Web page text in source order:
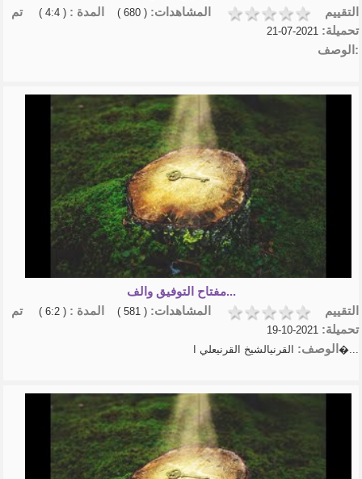
التقييم
المشاهدات: ( 680 ) المدة : ( 4:4 )
تم
تحميلة:
الوصف:
مفتاح التوفيق والف...
التقييم
المشاهدات: ( 581 ) المدة : ( 6:2 )
تم
تحميلة:
الوصف: القرنيالشيخ القرنيعلي ا�...